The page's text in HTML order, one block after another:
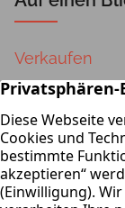
Verkaufen